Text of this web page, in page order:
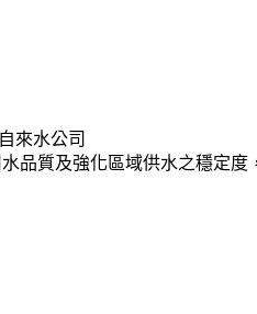
來水公司
品質及強化區域供水之穩定